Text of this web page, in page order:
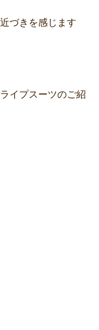
づきを感じます
イプスーツのご紹